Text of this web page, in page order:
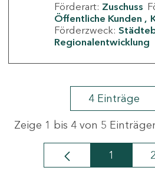
Förderart: Zuschuss
Öffentliche Kunden
Förderzweck:
Regionalentwicklung
4 Einträge
Zeige 1 bis 4 von 5
Seite
1 2